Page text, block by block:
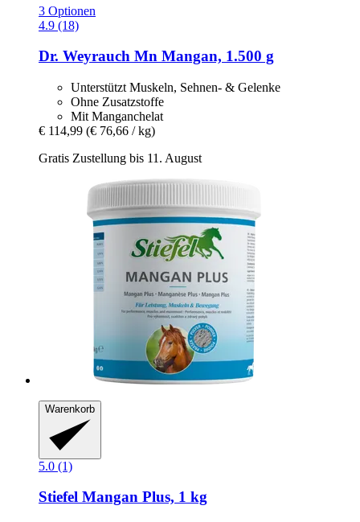
3 Optionen
4.9 (18)
Dr. Weyrauch Mn Mangan, 1.500 g
Unterstützt Muskeln, Sehnen- & Gelenke
Ohne Zusatzstoffe
Mit Manganchelat
€ 114,99 (€ 76,66 / kg)
Gratis Zustellung bis 11. August
Warenkorb
5.0 (1)
Stiefel Mangan Plus, 1 kg